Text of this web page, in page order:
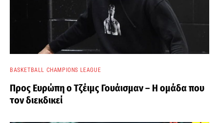
BASKETBALL CHAMPIONS LEAGUE
Προς Ευρώπη ο Τζέιμς Γουάισμαν – Η ομάδα που
τον διεκδικεί